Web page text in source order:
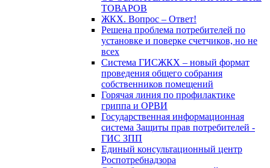
ТОВАРОВ
ЖКХ. Вопрос – Ответ!
Решена проблема потребителей по
установке и поверке счетчиков, но не
всех
Система ГИСЖКХ – новый формат
проведения общего собрания
собственников помещений
Горячая линия по профилактике
гриппа и ОРВИ
Государственная информационная
система Защиты прав потребителей -
ГИС ЗПП
Единый консультационный центр
Роспотребнадзора